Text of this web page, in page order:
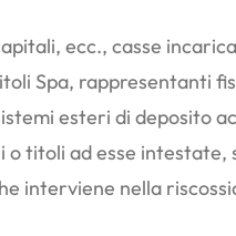
ecc., casse
Spa, rappresentanti
esteri di deposito
titoli ad esse intestate,
interviene nella